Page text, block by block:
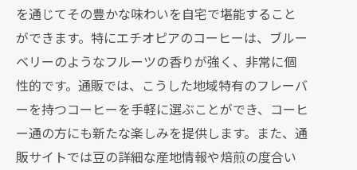
を通じてその豊かな味わいを自宅で堪能すること
ができます。特にエチオピアのコーヒーは、ブルー
ベリーのようなフルーツの香りが強く、非常に個
性的です。通販では、こうした地域特有のフレーバ
ーを持つコーヒーを手軽に選ぶことができ、コーヒ
ー通の方にも新たな楽しみを提供します。また、通
販サイトでは豆の詳細な産地情報や焙煎の度合い